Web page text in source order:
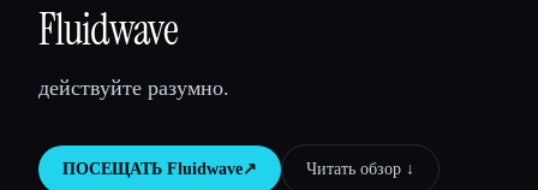
💻 Разработчики
Fluidwave
действуйте разумно.
ПОСЕЩАТЬ Fluidwave↗︎ Читать обзор ↓︎